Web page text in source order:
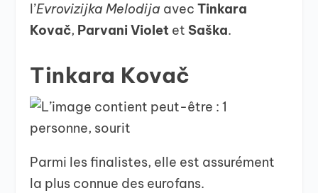
l’Evrovizijka Melodija avecTinkara
Kovač, Parvani Violet et Saška.
Tinkara Kovač
Parmi les finalistes, elle est assurément
la plus connue des eurofans.